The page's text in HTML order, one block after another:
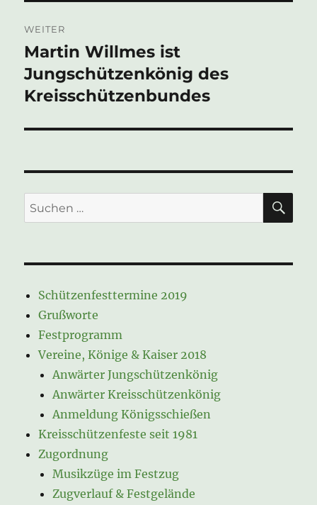
WEITER
Nächster
Beitrag:
Martin Willmes ist
Jungschützenkönig des
Kreisschützenbundes
Suche
nach:
Schützenfesttermine 2019
Grußworte
Festprogramm
Vereine, Könige & Kaiser 2018
Anwärter Jungschützenkönig
Anwärter Kreisschützenkönig
Anmeldung Königsschießen
Kreisschützenfeste seit 1981
Zugordnung
Musikzüge im Festzug
Zugverlauf & Festgelände